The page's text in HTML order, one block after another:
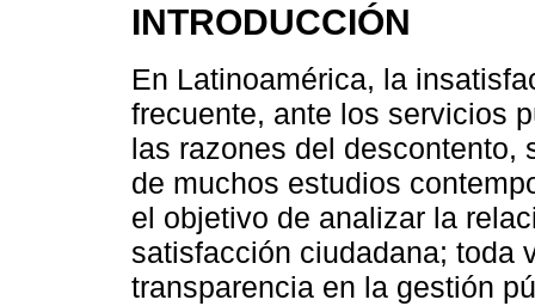
INTRODUCCIÓN
En Latinoamérica, la
frecuente, ante los servicios
las razones del descontento,
de muchos estudios
el objetivo de analizar la
satisfacción ciudadana; toda
transparencia en la gestión